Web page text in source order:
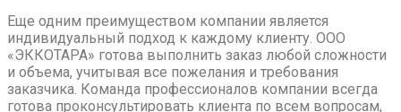
Еще одним преимуществом компании является
индивидуальный подход к каждому клиенту. ООО
«ЭККОТАРА» готова выполнить заказ любой сложности
и объема, учитывая все пожелания и требования
заказчика. Команда профессионалов компании всегда
готова проконсультировать клиента по всем вопросам,